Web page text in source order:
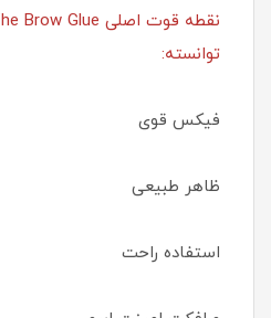
توانسته:
فیکس قوی
ظاهر طبیعی
استفاده راحت